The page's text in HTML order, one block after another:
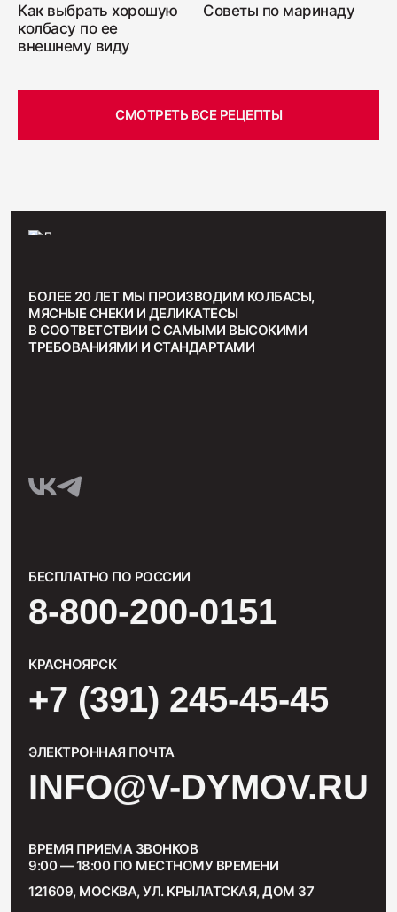
Как выбрать хорошую
колбасу по ее
внешнему виду
Советы по маринаду
СМОТРЕТЬ ВСЕ РЕЦЕПТЫ
БОЛЕЕ 20 ЛЕТ МЫ ПРОИЗВОДИМ КОЛБАСЫ,
МЯСНЫЕ СНЕКИ И ДЕЛИКАТЕСЫ
В СООТВЕТСТВИИ С САМЫМИ ВЫСОКИМИ
ТРЕБОВАНИЯМИ И СТАНДАРТАМИ
БЕСПЛАТНО ПО РОССИИ
8-800-200-0151
КРАСНОЯРСК
+7 (391) 245-45-45
ЭЛЕКТРОННАЯ ПОЧТА
INFO@V-DYMOV.RU
ВРЕМЯ ПРИЕМА ЗВОНКОВ
9:00 — 18:00 ПО МЕСТНОМУ ВРЕМЕНИ
121609, МОСКВА, УЛ. КРЫЛАТСКАЯ, ДОМ 37